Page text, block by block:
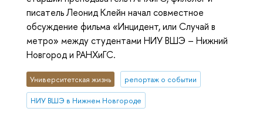
писатель Леонид Клейн начал совместное
обсуждение фильма «Инцидент, или Случай в
метро» между студентами НИУ ВШЭ – Нижний
Новгород и РАНХиГС.
Университетская жизнь репортаж о событии
НИУ ВШЭ в Нижнем Новгороде